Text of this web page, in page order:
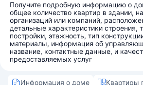
Получите подробную информацию о
общее количество квартир в здании,
организаций или компаний,
детальные характеристики строения,
постройки, этажность, тип
материалы, информация об
название, контактные данные, и
предоставляемых услуг
Информация о доме Квартиры